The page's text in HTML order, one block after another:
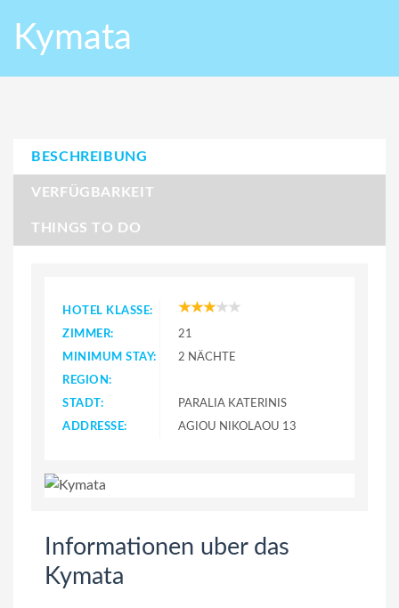
Kymata
BESCHREIBUNG
VERFÜGBARKEIT
THINGS TO DO
HOTEL KLASSE:
ZIMMER:
21
MINIMUM STAY:
2 NÄCHTE
REGION:
STADT:
PARALIA KATERINIS
ADDRESSE:
AGIOU NIKOLAOU 13
Informationen uber das
Kymata